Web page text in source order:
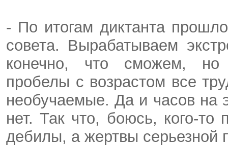
- По итогам диктанта
совета. Вырабатываем
конечно, что сможем, но
пробелы с возрастом все
необучаемые. Да и часов на
нет. Так что, боюсь, кого-то
дебилы, а жертвы серьезной